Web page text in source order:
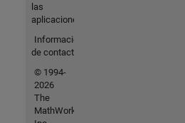
las
aplicaciones
Información
de contacto
© 1994-
2026
The
MathWorks,